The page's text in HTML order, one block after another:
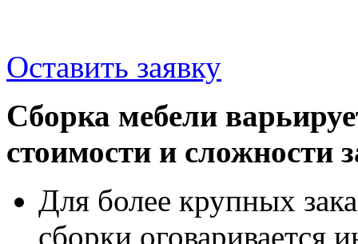
Оставить заявку
Сборка мебели
стоимости и сложности
Для более крупных
сборки оговаривается